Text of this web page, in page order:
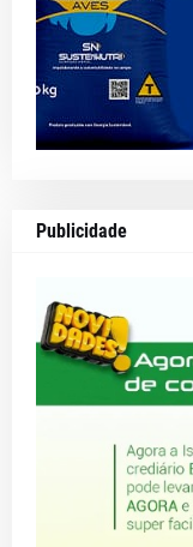
Publicidade